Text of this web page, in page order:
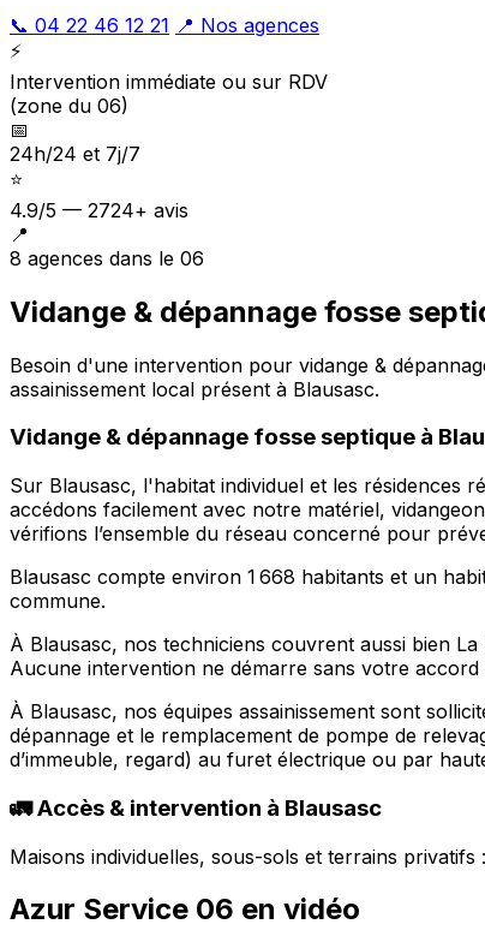
📞 04 22 46 12 21 📍 Nos agences
⚡
Intervention immédiate ou sur RDV
(zone du 06)
📅
24h/24 et 7j/7
⭐
4.9/5 — 2724+ avis
📍
8 agences dans le 06
Vidange & dépannage fosse
Besoin d'une intervention pour vidange &
assainissement local présent à Blausasc.
Vidange & dépannage fosse septique à
Sur Blausasc, l'habitat individuel et les résidences
accédons facilement avec notre matériel,
vérifions l’ensemble du réseau concerné pour
Blausasc compte environ 1 668 habitants et un
commune.
À Blausasc, nos techniciens couvrent aussi bien
Aucune intervention ne démarre sans votre accord
À Blausasc, nos équipes assainissement sont
dépannage et le remplacement de pompe de
d’immeuble, regard) au furet électrique ou par
🚛 Accès & intervention à Blausasc
Maisons individuelles, sous-sols et terrains
Azur Service 06 en vidéo